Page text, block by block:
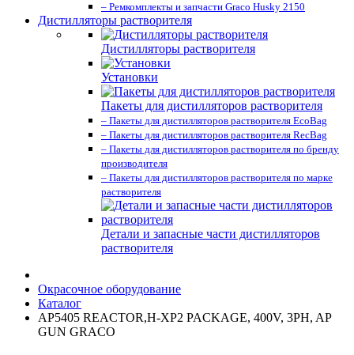
– Ремкомплекты и запчасти Graco Husky 2150
Дистилляторы растворителя
Дистилляторы растворителя
Установки
Пакеты для дистилляторов растворителя
– Пакеты для дистилляторов растворителя EcoBag
– Пакеты для дистилляторов растворителя RecBag
– Пакеты для дистилляторов растворителя по бренду
производителя
– Пакеты для дистилляторов растворителя по марке
растворителя
Детали и запасные части дистилляторов
растворителя
Окрасочное оборудование
Каталог
AP5405 REACTOR,H-XP2 PACKAGE, 400V, 3PH, AP
GUN GRACO